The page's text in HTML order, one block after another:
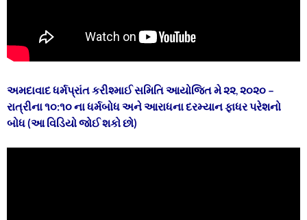
અમદાવાદ ધર્મપ્રાંત કરીશ્માઈ સમિતિ આયોજિત મે ૨૨,૨૦૨૦ –
રાત્રીના ૧૦:૧૦ નાધર્મબોધ અને આરાધના દરમ્યાન ફાધર પરેશનો
બોધ (આ વિડિયો જોઈ શકો છો)